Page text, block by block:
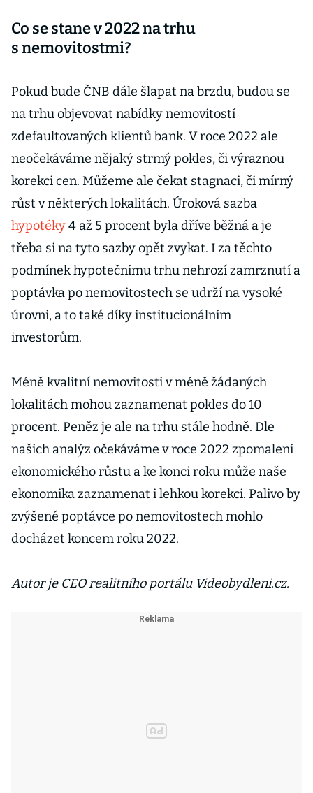
Co se stane v 2022 na trhu
s nemovitostmi?
Pokud bude ČNB dále šlapat na brzdu, budou se
na trhu objevovat nabídky nemovitostí
zdefaultovaných klientů bank. V roce 2022 ale
neočekáváme nějaký strmý pokles, či výraznou
korekci cen. Můžeme ale čekat stagnaci, či mírný
růst v některých lokalitách. Úroková sazba
hypotéky4 až 5 procent byla dříve běžná a je
třeba si na tyto sazby opět zvykat. I za těchto
podmínek hypotečnímu trhu nehrozí zamrznutí a
poptávka po nemovitostech se udrží na vysoké
úrovni, a to také díky institucionálním
investorům.
Méně kvalitní nemovitosti v méně žádaných
lokalitách mohou zaznamenat pokles do 10
procent. Peněz je ale na trhu stále hodně. Dle
našich analýz očekáváme v roce 2022 zpomalení
ekonomického růstu a ke konci roku může naše
ekonomika zaznamenat i lehkou korekci. Palivo by
zvýšené poptávce po nemovitostech mohlo
docházet koncem roku 2022.
Autor je CEO realitního portálu Videobydleni.cz.